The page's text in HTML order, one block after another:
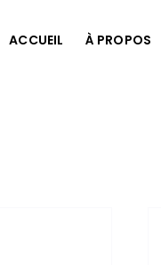
ACCUEIL À PROPOS